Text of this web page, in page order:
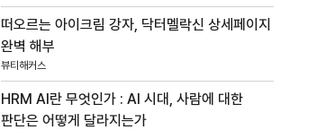
떠오르는 아이크림 강자, 닥터멜락신 상세페이지
완벽 해부
뷰티해커스
HRM AI란 무엇인가 : AI 시대, 사람에 대한
판단은 어떻게 달라지는가